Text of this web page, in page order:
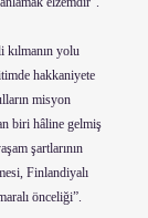
kılmanın yolu
hakkaniyete
misyon
biri hâline gelmiş
şartlarının
Finlandiyalı
önceliği”.